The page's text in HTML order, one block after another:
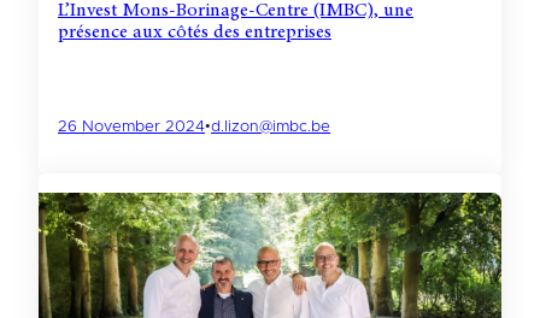
L’Invest Mons-Borinage-Centre (IMBC), une
présence aux côtés des entreprises
26 November 2024•d.lizon@imbc.be